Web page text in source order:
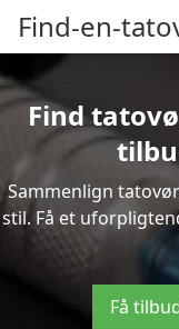
Find-en-
Find
Sammenlign
stil. Få et
Få